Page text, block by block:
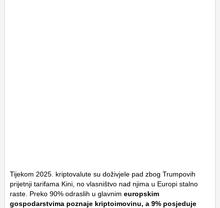
Tijekom 2025. kriptovalute su doživjele pad zbog Trumpovih
prijetnji tarifama Kini, no vlasništvo nad njima u Europi stalno
raste. Preko 90% odraslih u glavnim europskim
gospodarstvima poznaje kriptoimovinu, a 9% posjeduje